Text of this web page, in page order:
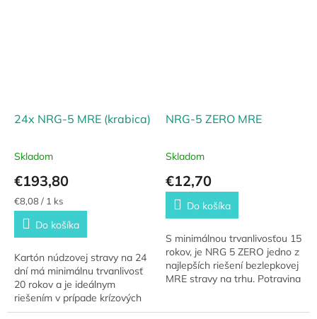
24x NRG-5 MRE (krabica)
Skladom
€193,80
Jednotková
cena:
€8,08 / 1 ks
Do košíka
Kartón núdzovej stravy na 24
dní má minimálnu trvanlivosť
20 rokov a je ideálnym
riešením v prípade krízových
situácii alebo v rámci
NRG-5 ZERO MRE
Skladom
€12,70
Do košíka
S minimálnou trvanlivosťou 15
rokov, je NRG 5 ZERO jedno z
najlepších riešení bezlepkovej
MRE stravy na trhu. Potravina